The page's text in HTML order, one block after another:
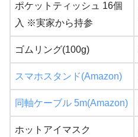
ポケットティッシュ 16個
入 ※実家から持参
ゴムリング(100g)
スマホスタンド(Amazon)
同軸ケーブル 5m(Amazon)
ホットアイマスク